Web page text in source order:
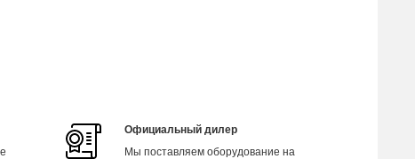
Официальный дилер
Мы поставляем оборудование на